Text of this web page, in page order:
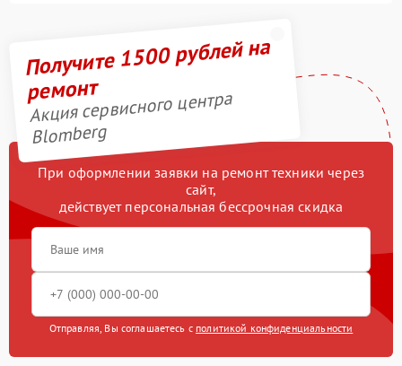
Получите 1500 рублей на
ремонт
Акция сервисного центра
Blomberg
При оформлении заявки на ремонт техники через
сайт,
действует персональная бессрочная скидка
Отправляя, Вы соглашаетесь с политикой конфиденциальности